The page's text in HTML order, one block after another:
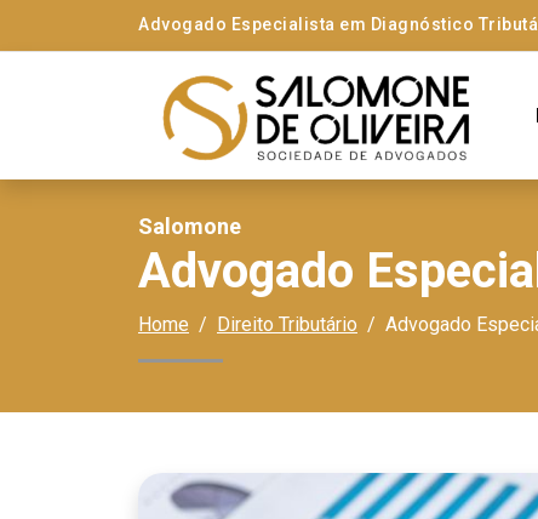
Advogado Especialista em Diagnóstico
Salomone
Advogado
Home Direito Tributário Advogado